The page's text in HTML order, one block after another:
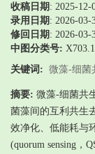
收稿日期 : 2025-12-
录用日期 : 2026-03-
修回日期 : 2026-03-
中图分类号: X703.1
关键词: 微藻-细菌
摘要: 微藻-细菌共
菌藻间的互利共生
效净化、低能耗与
(quorum sensing，